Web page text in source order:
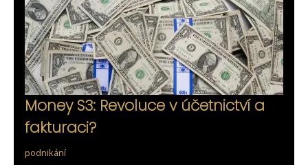
Money S3: Revoluce v účetnictví a
fakturaci?
podnikání